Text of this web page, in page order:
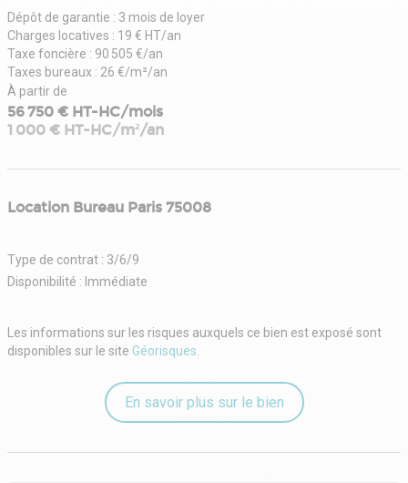
Dépôt de garantie : 3 mois de loyer
Charges locatives : 19 € HT/an
Taxe foncière : 90 505 €/an
Taxes bureaux : 26 €/m²/an
À partir de
56 750 € HT-HC/mois
1 000 € HT-HC/m²/an
Location Bureau Paris 75008
Type de contrat : 3/6/9
Disponibilité : Immédiate
Les informations sur les risques auxquels ce bien est exposé sont
disponibles sur le site Géorisques
En savoir plus sur le bien